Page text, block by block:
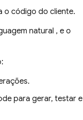
o código do cliente.
natural , e o
para gerar, testar e